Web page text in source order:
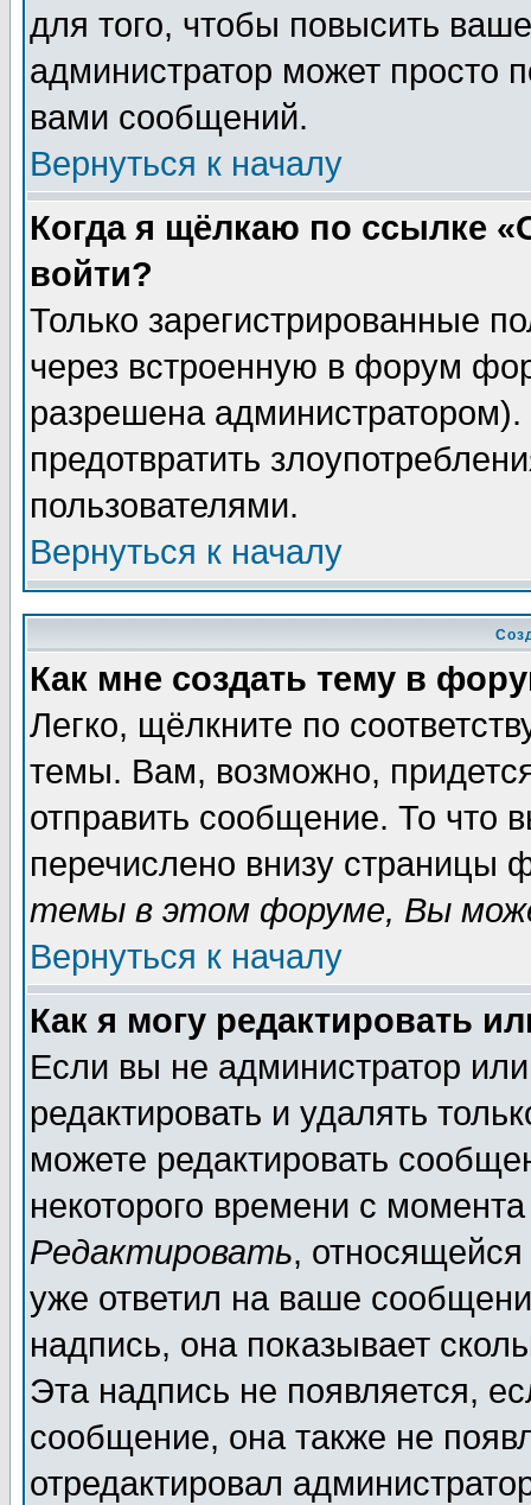
для того, чтобы повысить
администратор может просто
вами сообщений.
Вернуться к началу
Когда я щёлкаю по ссылке
войти?
Только зарегистрированные
через встроенную в форум
разрешена
предотвратить
пользователями.
Вернуться к началу
Как мне создать тему в
Легко, щёлкните по
темы. Вам, возможно,
отправить сообщение. То что
перечислено внизу страницы
темы в этом форуме, Вы
Вернуться к началу
Как я могу редактировать
Если вы не администратор
редактировать и удалять
можете редактировать
некоторого времени с
Редактировать,
уже ответил на ваше
надпись, она показывает
Эта надпись не появляется,
сообщение, она также не
отредактировал